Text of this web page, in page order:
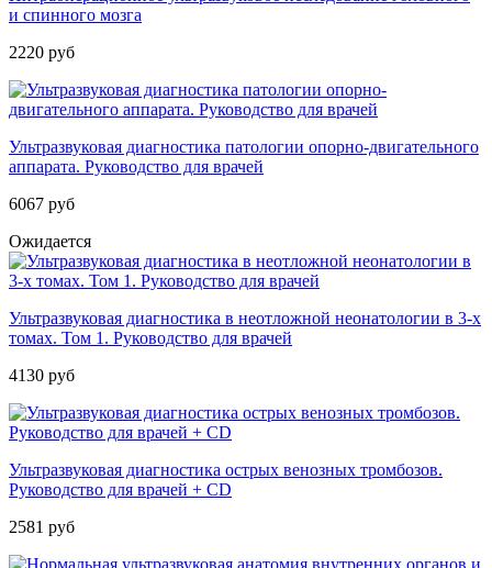
и спинного мозга
2220 руб
Ультразвуковая диагностика патологии опорно-двигательного
аппарата. Руководство для врачей
6067 руб
Ожидается
Ультразвуковая диагностика в неотложной неонатологии в 3-х
томах. Том 1. Руководство для врачей
4130 руб
Ультразвуковая диагностика острых венозных тромбозов.
Руководство для врачей + CD
2581 руб